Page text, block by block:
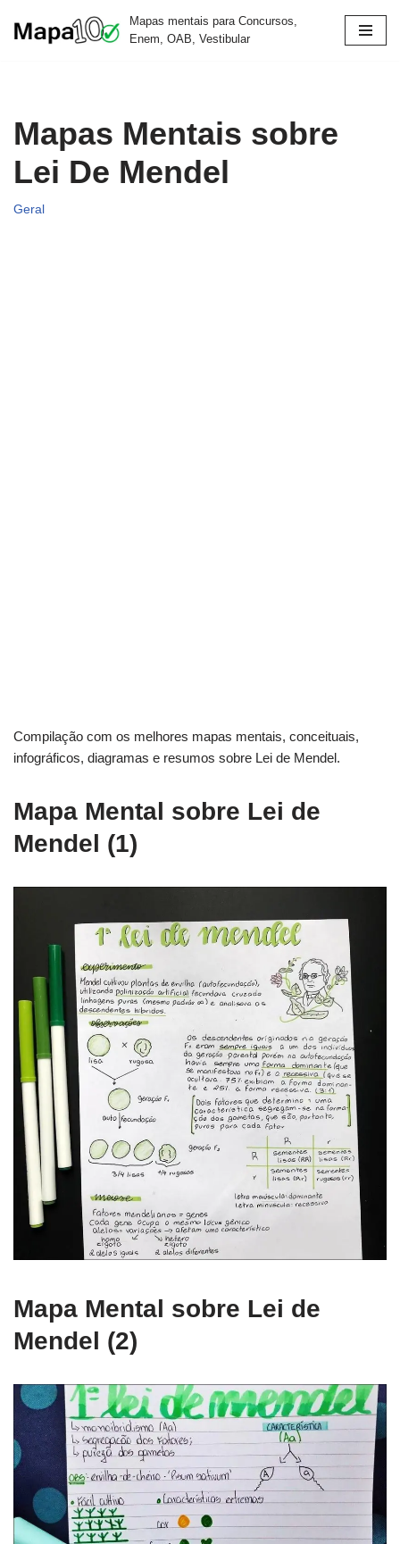
Mapas mentais para Concursos,
Enem, OAB, Vestibular
Mapas Mentais sobre
Lei De Mendel
Geral
Compilação com os melhores mapas mentais, conceituais,
infográficos, diagramas e resumos sobre Lei de Mendel.
Mapa Mental sobre Lei de
Mendel (1)
Mapa Mental sobre Lei de
Mendel (2)